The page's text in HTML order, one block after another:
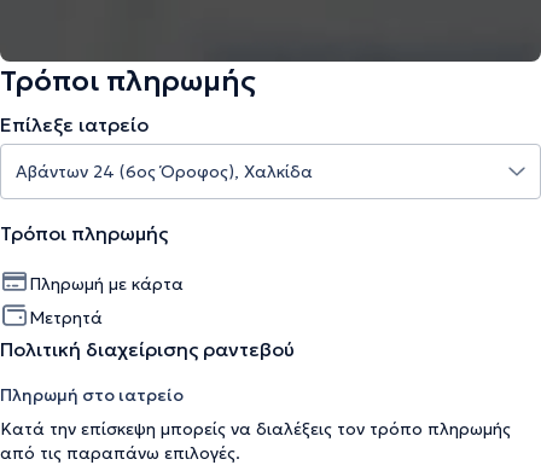
Τρόποι πληρωμής
Επίλεξε ιατρείο
Τρόποι πληρωμής
Πληρωμή με κάρτα
Μετρητά
Πολιτική διαχείρισης ραντεβού
Πληρωμή στο ιατρείο
Κατά την επίσκεψη μπορείς να διαλέξεις τον τρόπο πληρωμής
από τις παραπάνω επιλογές.